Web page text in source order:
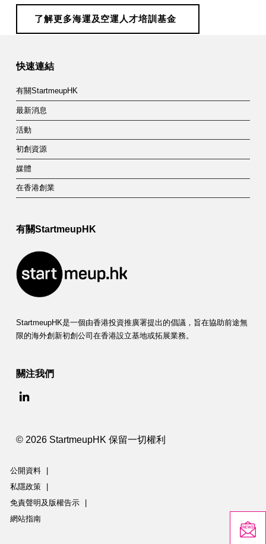
訓
金
了解更多海運及空運人才培訓基金
Skip back to main navigation
快速連結
有關StartmeupHK
最新消息
活動
初創資源
媒體
在香港創業
有關StartmeupHK
StartmeupHK是一個由香港投資推廣署提出的倡議，旨在協助前途無
限的海外創新初創公司在香港設立基地或拓展業務。
關注我們
© 2026 StartmeupHK 保留一切權利
公開資料
私隱政策
免責聲明及版權告示
網站指南